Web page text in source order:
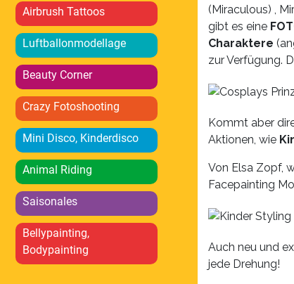
Airbrush Tattoos
Luftballonmodellage
Beauty Corner
Crazy Fotoshooting
Mini Disco, Kinderdisco
Animal Riding
Saisonales
Bellypainting,
Bodypainting
(Miraculous) ,
gibt es eine
Charaktere
zur Verfügung.
Kommt aber
Aktionen, wie
Von Elsa Zopf,
Facepainting
Auch neu und
jede Drehung!